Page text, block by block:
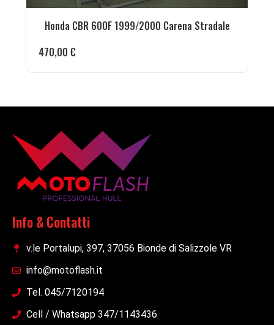
Honda CBR 600F 1999/2000 Carena Stradale
470,00 €
Info & Contatti
v.le Portalupi, 397, 37056 Bionde di Salizzole VR
info@motoflash.it
Tel. 045/7120194
Cell / Whatsapp 347/1143436